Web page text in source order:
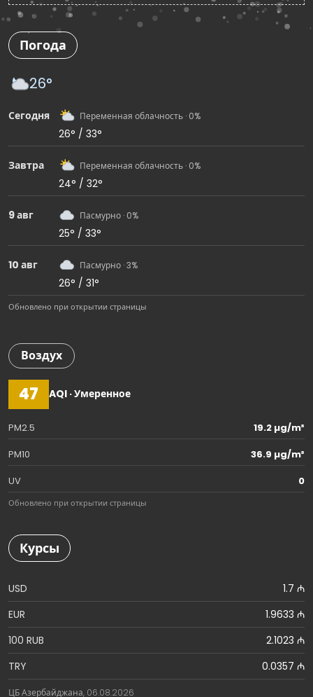
Погода
26°
Сегодня Переменная облачность · 0%
26° / 33°
Завтра Переменная облачность · 0%
24° / 32°
9 авг Пасмурно · 0%
25° / 33°
10 авг Пасмурно · 3%
26° / 31°
Обновлено при открытии страницы
Воздух
47 AQI · Умеренное
PM2.5
19.2 µg/m³
PM10
36.9 µg/m³
UV
0
Обновлено при открытии страницы
Курсы
USD
1.7 ₼
EUR
1.9633 ₼
100 RUB
2.1023 ₼
TRY
0.0357 ₼
ЦБ Азербайджана, 06.08.2026